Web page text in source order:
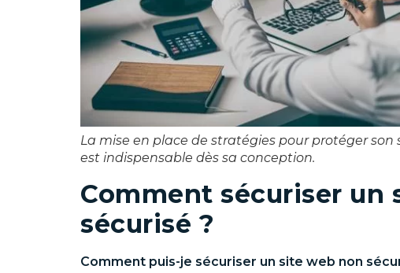
La mise en place de stratégies pour protéger
est indispensable dès sa conception.
Comment sécuriser un
sécurisé ?
Comment puis-je sécuriser un site web non